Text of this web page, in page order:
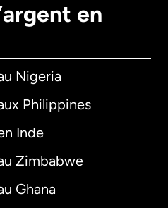
en
Nigeria
Philippines
Inde
Zimbabwe
Ghana